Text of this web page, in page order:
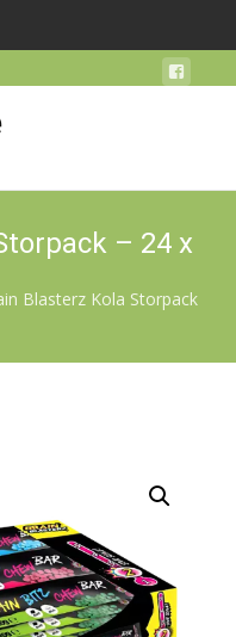
– 24 x
Blasterz Kola Storpack